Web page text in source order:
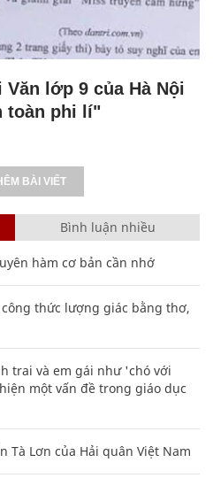
lớp 9 của Hà Nội
toàn phi lí"
BÀI VIẾT
Bình luận nhiều
hàm cơ bản cần nhớ
thức lượng giác bằng thơ,
trai và em gái như 'chó với
một vấn đề trong giáo dục
Tà Lơn của Hải quân Việt Nam